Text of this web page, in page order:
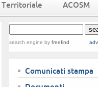
Territoriale ACOSM
search engine by freefind
Comunicati stampa